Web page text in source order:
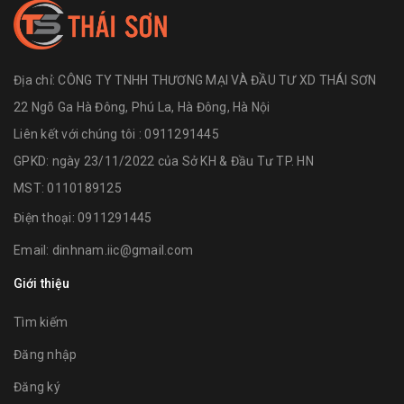
Địa chỉ:CÔNG TY TNHH THƯƠNG MẠI VÀ ĐẦU TƯ XD THÁI SƠN
22 Ngõ Ga Hà Đông, Phú La, Hà Đông, Hà Nội
Liên kết với chúng tôi : 0911291445
GPKD: ngày 23/11/2022 của Sở KH & Đầu Tư TP. HN
MST: 0110189125
Điện thoại: 0911291445
Email: dinhnam.iic@gmail.com
Giới thiệu
Tìm kiếm
Đăng nhập
Đăng ký